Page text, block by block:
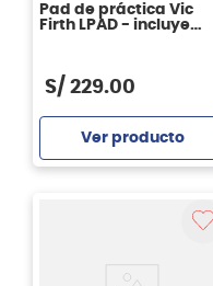
Pad de práctica Vic
Firth LPAD - incluye
S/ 229.00
Ver producto